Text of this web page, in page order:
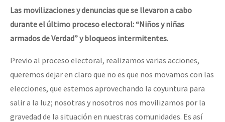
Las movilizaciones y denuncias que se llevaron a cabo
durante el último proceso electoral: “Niños y niñas
armados de Verdad” y bloqueos intermitentes.
Previo al proceso electoral, realizamos varias acciones,
queremos dejar en claro que no es que nos movamos con las
elecciones, que estemos aprovechando la coyuntura para
salir a la luz; nosotras y nosotros nos movilizamos por la
gravedad de la situación en nuestras comunidades. Es así